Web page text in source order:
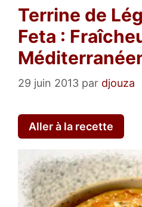
Terrine de
Feta :
29 juin 2013 par djouza
Aller à la recette